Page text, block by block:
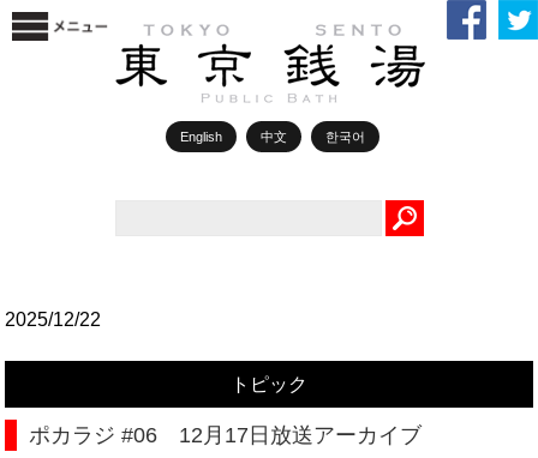
English 中文 한국어
2025/12/22
トピック
ポカラジ #06 12月17日放送アーカイブ